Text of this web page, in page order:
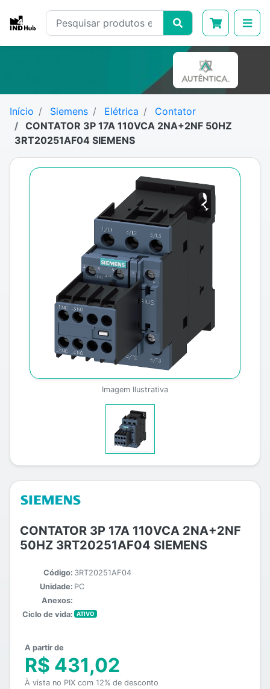
Início Siemens Elétrica
Contator
CONTATOR 3P 17A 110VCA 2NA+2NF 50HZ
3RT20251AF04 SIEMENS
Imagem Ilustrativa
CONTATOR 3P 17A 110VCA 2NA+2NF
50HZ 3RT20251AF04 SIEMENS
Código: 3RT20251AF04
Unidade: PC
Anexos:
Ciclo de vida:
ATIVO
A partir de
R$ 431,02
À vista no PIX com 12% de desconto